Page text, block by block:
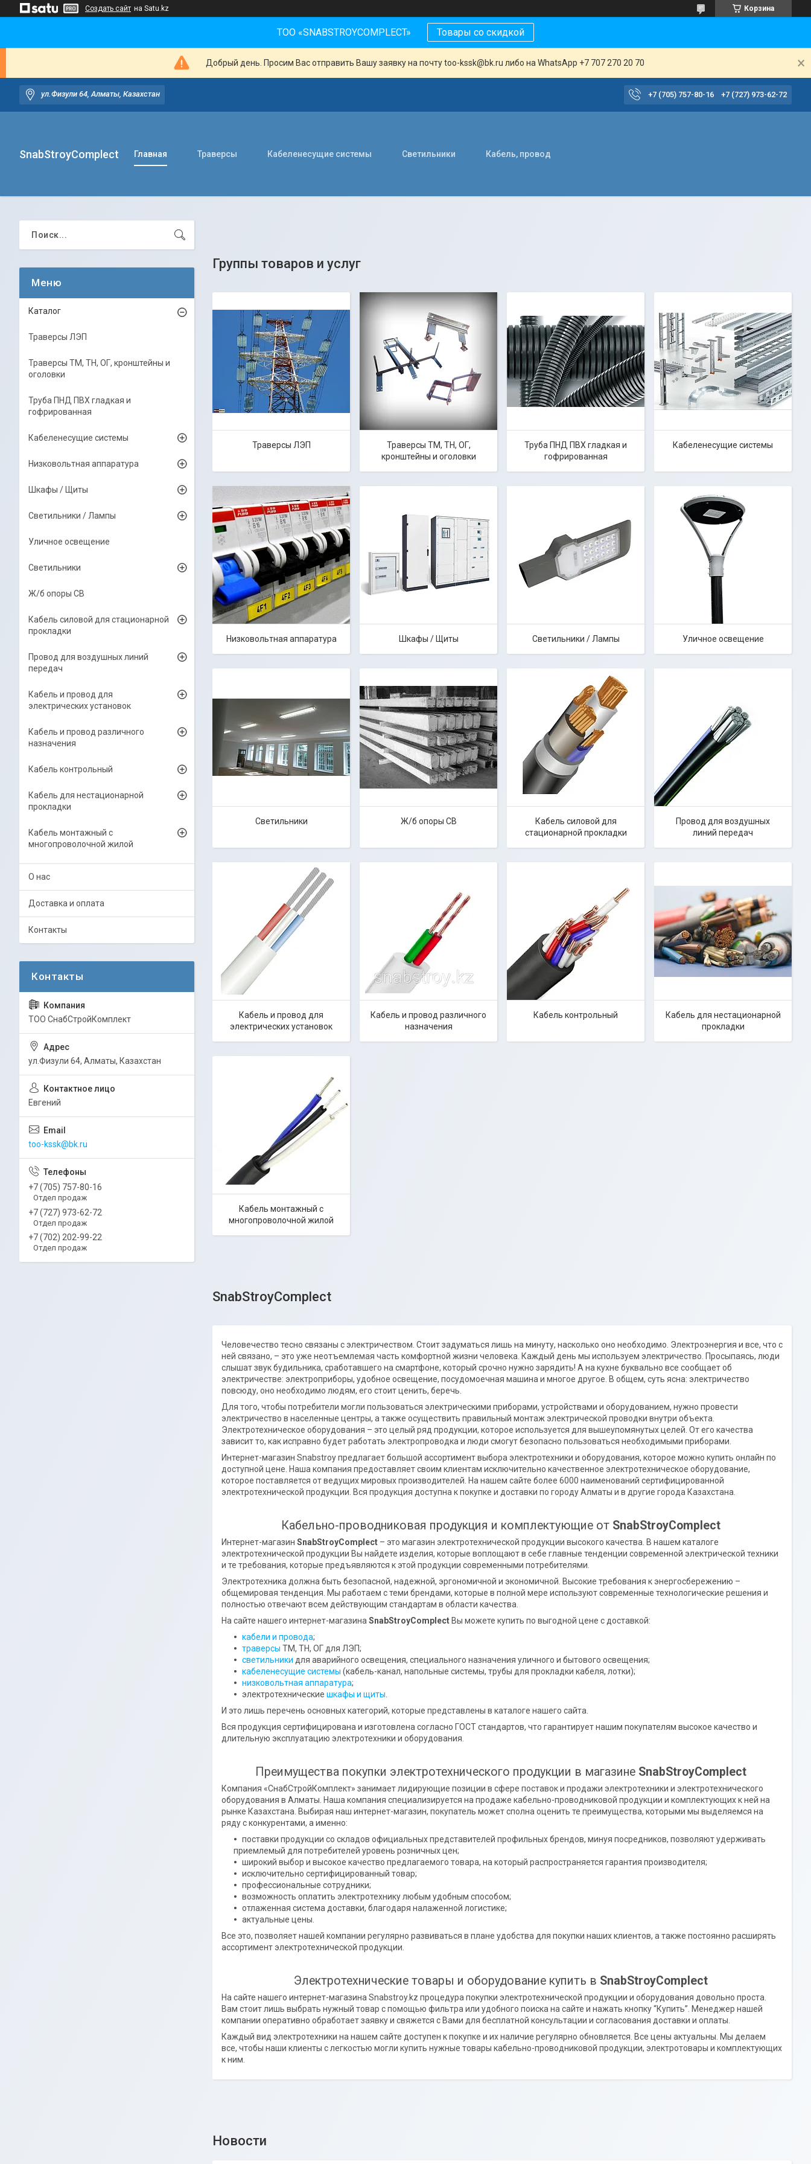
Создать сайт на Satu.kz Корзина
ТОО «SNABSTROYCOMPLECT» Товары со скидкой
Добрый день. Просим Вас отправить Вашу заявку на почту too-kssk@bk.ru либо на WhatsApp +7 707 270 20 70
ул.Физули 64, Алматы, Казахстан +7 (705) 757-80-16 +7 (727) 973-62-72
SnabStroyComplect Главная Траверсы Кабеленесущие системы Светильники Кабель, провод
Группы товаров и услуг
Траверсы ЛЭП
Траверсы ТМ, ТН, ОГ,
кронштейны и оголовки
Труба ПНД ПВХ гладкая и
гофрированная
Кабеленесущие системы
Низковольтная аппаратура Шкафы / Щиты Светильники / Лампы Уличное освещение
Светильники Ж/б опоры СВ
Кабель силовой для
стационарной прокладки
Провод для воздушных
линий передач
Кабель и провод для
электрических установок
Кабель и провод различного
назначения
Кабель контрольный
Кабель для нестационарной
прокладки
Кабель монтажный с
многопроволочной жилой
SnabStroyComplect
Человечество тесно связаны с электричеством. Стоит задуматься лишь на минуту, насколько оно необходимо. Электроэнергия и все, что с
ней связано, – это уже неотъемлемая часть комфортной жизни человека. Каждый день мы используем электричество. Просыпаясь, люди
слышат звук будильника, сработавшего на смартфоне, который срочно нужно зарядить! А на кухне буквально все сообщает об
электричестве: электроприборы, удобное освещение, посудомоечная машина и многое другое. В общем, суть ясна: электричество
повсюду, оно необходимо людям, его стоит ценить, беречь.
Для того, чтобы потребители могли пользоваться электрическими приборами, устройствами и оборудованием, нужно провести
электричество в населенные центры, а также осуществить правильный монтаж электрической проводки внутри объекта.
Электротехническое оборудования – это целый ряд продукции, которое используется для вышеупомянутых целей. От его качества
зависит то, как исправно будет работать электропроводка и люди смогут безопасно пользоваться необходимыми приборами.
Интернет-магазин Snabstroy предлагает большой ассортимент выбора электротехники и оборудования, которое можно купить онлайн по
доступной цене. Наша компания предоставляет своим клиентам исключительно качественное электротехническое оборудование,
которое поставляется от ведущих мировых производителей. На нашем сайте более 6000 наименований сертифицированной
электротехнической продукции. Вся продукция доступна к покупке и доставки по городу Алматы и в другие города Казахстана.
Кабельно-проводниковая продукция и комплектующие от SnabStroyComplect
Интернет-магазин SnabStroyComplect – это магазин электротехнической продукции высокого качества. В нашем каталоге
электротехнической продукции Вы найдете изделия, которые воплощают в себе главные тенденции современной электрической техники
и те требования, которые предъявляются к этой продукции современными потребителями.
Электротехника должна быть безопасной, надежной, эргономичной и экономичной. Высокие требования к энергосбережению –
общемировая тенденция. Мы работаем с теми брендами, которые в полной мере используют современные технологические решения и
полностью отвечают всем действующим стандартам в области качества.
На сайте нашего интернет-магазина SnabStroyComplect Вы можете купить по выгодной цене с доставкой:
кабели и провода;
траверсы ТМ, ТН, ОГ для ЛЭП;
светильники для аварийного освещения, специального назначения уличного и бытового освещения;
кабеленесущие системы (кабель-канал, напольные системы, трубы для прокладки кабеля, лотки);
низковольтная аппаратура;
электротехнические шкафы и щиты
И это лишь перечень основных категорий, которые представлены в каталоге нашего сайта.
Вся продукция сертифицирована и изготовлена согласно ГОСТ стандартов, что гарантирует нашим покупателям высокое качество и
длительную эксплуатацию электротехники и оборудования.
Преимущества покупки электротехнического продукции в магазине SnabStroyComplect
Компания «СнабСтройКомплект» занимает лидирующие позиции в сфере поставок и продажи электротехники и электротехнического
оборудования в Алматы. Наша компания специализируется на продаже кабельно-проводниковой продукции и комплектующих к ней на
рынке Казахстана. Выбирая наш интернет-магазин, покупатель может сполна оценить те преимущества, которыми мы выделяемся на
ряду с конкурентами, а именно:
поставки продукции со складов официальных представителей профильных брендов, минуя посредников, позволяют удерживать
приемлемый для потребителей уровень розничных цен;
широкий выбор и высокое качество предлагаемого товара, на который распространяется гарантия производителя;
исключительно сертифицированный товар;
профессиональные сотрудники;
возможность оплатить электротехнику любым удобным способом;
отлаженная система доставки, благодаря налаженной логистике;
актуальные цены.
Все это, позволяет нашей компании регулярно развиваться в плане удобства для покупки наших клиентов, а также постоянно расширять
ассортимент электротехнической продукции.
Электротехнические товары и оборудование купить в SnabStroyComplect
На сайте нашего интернет-магазина Snabstroy.kz процедура покупки электротехнической продукции и оборудования довольно проста.
Вам стоит лишь выбрать нужный товар с помощью фильтра или удобного поиска на сайте и нажать кнопку “Купить”. Менеджер нашей
компании оперативно обработает заявку и свяжется с Вами для бесплатной консультации и согласования доставки и оплаты.
Каждый вид электротехники на нашем сайте доступен к покупке и их наличие регулярно обновляется. Все цены актуальны. Мы делаем
все, чтобы наши клиенты с легкостью могли купить нужные товары кабельно-проводниковой продукции, электротовары и комплектующих
к ним.
Новости
Каталог
Траверсы ЛЭП
Траверсы ТМ, ТН, ОГ, кронштейны и
оголовки
Труба ПНД ПВХ гладкая и
гофрированная
Кабеленесущие системы
Низковольтная аппаратура
Шкафы / Щиты
Светильники / Лампы
Уличное освещение
Светильники
Ж/б опоры СВ
Кабель силовой для стационарной
прокладки
Провод для воздушных линий
передач
Кабель и провод для
электрических установок
Кабель и провод различного
назначения
Кабель контрольный
Кабель для нестационарной
прокладки
Кабель монтажный с
многопроволочной жилой
О нас
Доставка и оплата
Контакты
ТОО СнабСтройКомплект
ул.Физули 64, Алматы, Казахстан
Евгений
too-kssk@bk.ru
+7 (705) 757-80-16
Отдел продаж
+7 (727) 973-62-72
Отдел продаж
+7 (702) 202-99-22
Отдел продаж